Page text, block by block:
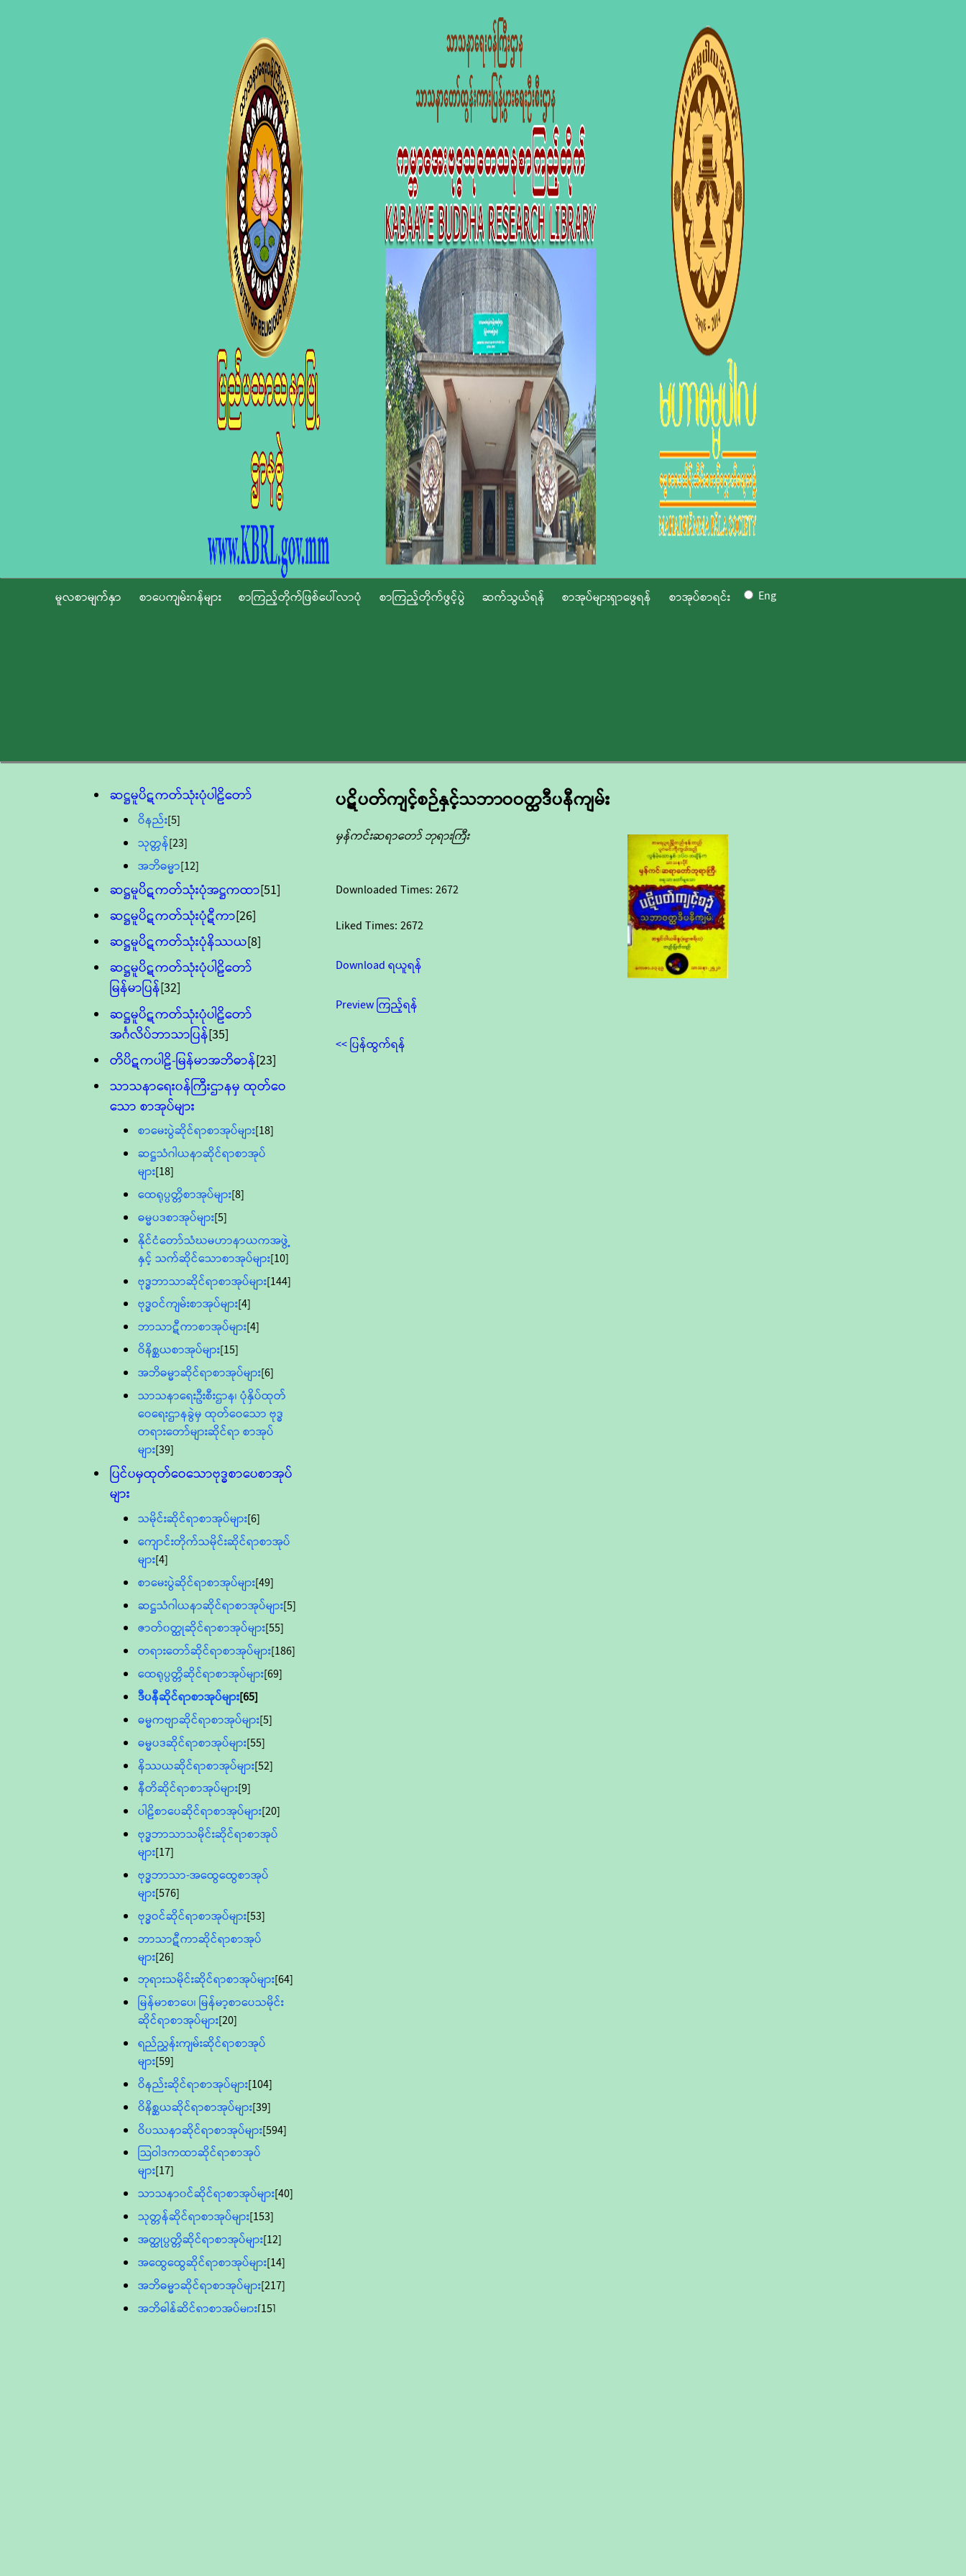
မူလစာမျက်နှာ စာပေကျမ်းဂန်များ စာကြည့်တိုက်ဖြစ်ပေါ်လာပုံ စာကြည့်တိုက်ဖွင့်ပွဲ ဆက်သွယ်ရန် စာအုပ်များရှာဖွေရန် စာအုပ်စာရင်း Eng
ဆဋ္ဌမူပိဋကတ်သုံးပုံပါဠိတော်
ဝိနည်း[5]
သုတ္တန်[23]
အဘိဓမ္မာ[12]
ဆဋ္ဌမူပိဋကတ်သုံးပုံအဋ္ဌကထာ[51]
ဆဋ္ဌမူပိဋကတ်သုံးပုံဋီကာ[26]
ဆဋ္ဌမူပိဋကတ်သုံးပုံနိဿယ[8]
ဆဋ္ဌမူပိဋကတ်သုံးပုံပါဠိတော်
မြန်မာပြန်[32]
ဆဋ္ဌမူပိဋကတ်သုံးပုံပါဠိတော်
အင်္ဂလိပ်ဘာသာပြန်[35]
တိပိဋကပါဠိ-မြန်မာအဘိဓာန်[23]
သာသနာရေး၀န်ကြီးဌာနမှ ထုတ်ဝေ
သော စာအုပ်များ
စာမေးပွဲဆိုင်ရာစာအုပ်များ[18]
ဆဋ္ဌသံဂါယနာဆိုင်ရာစာအုပ်
များ[18]
ထေရုပ္ပတ္တိစာအုပ်များ[8]
ဓမ္မပဒစာအုပ်များ[5]
နိုင်ငံတော်သံဃမဟာနာယကအဖွဲ့
နှင့် သက်ဆိုင်သောစာအုပ်များ[10]
ဗုဒ္ဓဘာသာဆိုင်ရာစာအုပ်များ[144]
ဗုဒ္ဓဝင်ကျမ်းစာအုပ်များ[4]
ဘာသာဋီကာစာအုပ်များ[4]
ဝိနိစ္ဆယစာအုပ်များ[15]
အဘိဓမ္မာဆိုင်ရာစာအုပ်များ[6]
သာသနာရေးဦးစီးဌာန၊ ပုံနှိပ်ထုတ်
ဝေရေးဌာနခွဲမှ ထုတ်ဝေသော ဗုဒ္ဓ
တရားတော်များဆိုင်ရာ စာအုပ်
များ[39]
ပြင်ပမှထုတ်ဝေသောဗုဒ္ဓစာပေစာအုပ်
များ
သမိုင်းဆိုင်ရာစာအုပ်များ[6]
ကျောင်းတိုက်သမိုင်းဆိုင်ရာစာအုပ်
များ[4]
စာမေးပွဲဆိုင်ရာစာအုပ်များ[49]
ဆဋ္ဌသံဂါယနာဆိုင်ရာစာအုပ်များ[5]
ဇာတ်၀တ္ထုဆိုင်ရာစာအုပ်များ[55]
တရားတော်ဆိုင်ရာစာအုပ်များ[186]
ထေရုပ္ပတ္တိဆိုင်ရာစာအုပ်များ[69]
ဒီပနီဆိုင်ရာစာအုပ်များ[65]
ဓမ္မကဗျာဆိုင်ရာစာအုပ်များ[5]
ဓမ္မပဒဆိုင်ရာစာအုပ်များ[55]
နိဿယဆိုင်ရာစာအုပ်များ[52]
နီတိဆိုင်ရာစာအုပ်များ[9]
ပါဠိစာပေဆိုင်ရာစာအုပ်များ[20]
ဗုဒ္ဓဘာသာသမိုင်းဆိုင်ရာစာအုပ်
များ[17]
ဗုဒ္ဓဘာသာ-အထွေထွေစာအုပ်
များ[576]
ဗုဒ္ဓဝင်ဆိုင်ရာစာအုပ်များ[53]
ဘာသာဋီကာဆိုင်ရာစာအုပ်
များ[26]
ဘုရားသမိုင်းဆိုင်ရာစာအုပ်များ[64]
မြန်မာစာပေ၊ မြန်မာ့စာပေသမိုင်း
ဆိုင်ရာစာအုပ်များ[20]
ရည်ညွှန်းကျမ်းဆိုင်ရာစာအုပ်
များ[59]
ဝိနည်းဆိုင်ရာစာအုပ်များ[104]
ဝိနိစ္ဆယဆိုင်ရာစာအုပ်များ[39]
ဝိပဿနာဆိုင်ရာစာအုပ်များ[594]
သြဝါဒကထာဆိုင်ရာစာအုပ်
များ[17]
သာသနာ၀င်ဆိုင်ရာစာအုပ်များ[40]
သုတ္တန်ဆိုင်ရာစာအုပ်များ[153]
အတ္ထုပ္ပတ္တိဆိုင်ရာစာအုပ်များ[12]
အထွေထွေဆိုင်ရာစာအုပ်များ[14]
အဘိဓမ္မာဆိုင်ရာစာအုပ်များ[217]
အဘိဓါန်ဆိုင်ရာစာအုပ်များ[15]
ပဋိပတ်ကျင့်စဉ်နှင့်သဘာဝဝတ္ထဒီပနီကျမ်း
မှန်ကင်းဆရာတော် ဘုရားကြီး
Downloaded Times: 2672
Liked Times: 2672
Download ရယူရန်
Preview ကြည့်ရန်
<< ပြန်ထွက်ရန်